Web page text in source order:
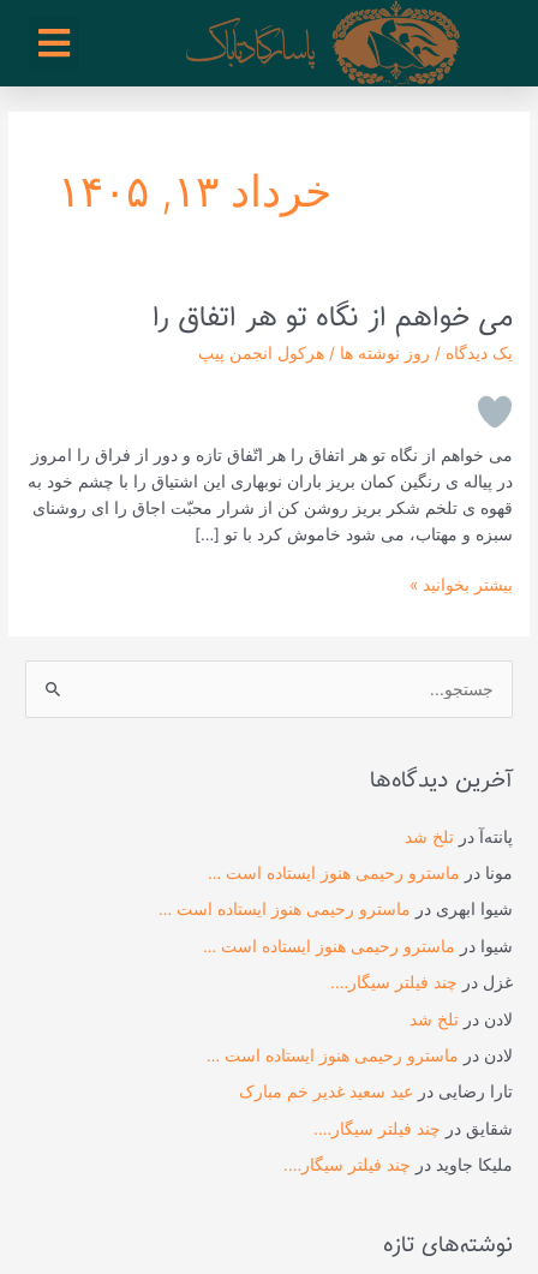
خرداد ۱۳, ۱۴۰۵
می خواهم از نگاه تو هر اتفاق را
یک دیدگاه / روز نوشته ها /هرکول انجمن پیپ
می خواهم از نگاه تو هر اتفاق را هر اتّفاق تازه و دور از فراق را امروز
در پیاله ی رنگین کمان بریز باران نوبهاری این اشتیاق را با چشم خود به
قهوه ی تلخم شکر بریز روشن کن از شرار محبّت اجاق را ای روشنای
سبزه و مهتاب، می شود خاموش کرد با تو […]
می
خواهم
از
نگاه
تو
اتفاق
را
بیشتر بخوانید »
ج
ا
ی
:
آخرین دیدگاه‌ها
پانته‌آدرتلخ شد
مونا در ماسترو رحیمی هنوز ایستاده است …
شیوا ابهری در ماسترو رحیمی هنوز ایستاده است …
شیوا در ماسترو رحیمی هنوز ایستاده است …
غزل در چند فیلتر سیگار….
لادن درتلخ شد
لادن در ماسترو رحیمی هنوز ایستاده است …
تارا رضایی در عید سعید غدیر خم مبارک
شقایق در چند فیلتر سیگار….
ملیکا جاوید در چند فیلتر سیگار….
نوشته‌های تازه